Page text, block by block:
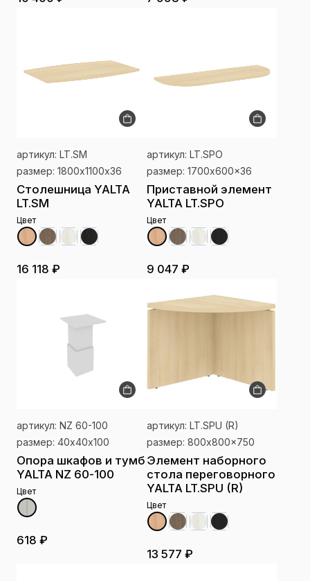
артикул: LT.SM
размер: 1800х1100х36
Столешница YALTA
LT.SM
Цвет
16 118 ₽
артикул: LT.SРО
размер: 1700x600x36
Приставной элемент
YALTA LT.SРО
Цвет
9 047 ₽
артикул: NZ 60-100
размер: 40х40х100
Опора шкафов и тумб
YALTA NZ 60-100
Цвет
618 ₽
артикул: LT.SPU (R)
размер: 800x800x750
Элемент наборного
стола переговорного
YALTA LT.SPU (R)
Цвет
13 577 ₽